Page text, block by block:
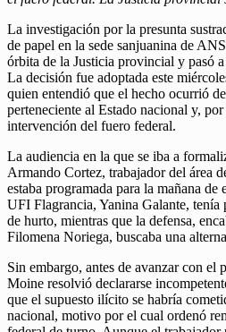
La investigación por la presunta
de papel en la sede sanjuanina de
órbita de la Justicia provincial y pasó
La decisión fue adoptada este
quien entendió que el hecho ocurrió
perteneciente al Estado nacional y,
intervención del fuero federal.
La audiencia en la que se iba a
Armando Cortez, trabajador del área
estaba programada para la mañana
UFI Flagrancia, Yanina Galante,
de hurto, mientras que la defensa,
Filomena Noriega, buscaba una
Sin embargo, antes de avanzar con el
Moine resolvió declararse
que el supuesto ilícito se habría
nacional, motivo por el cual ordenó